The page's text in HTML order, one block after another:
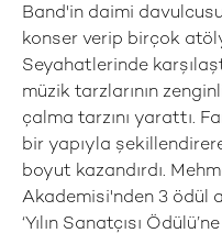
Band'in daimi
konser verip birçok
Seyahatlerinde
müzik tarzlarının
çalma tarzını yarattı.
bir yapıyla
boyut kazandırdı.
Akademisi'nden 3 ödül
‘Yılın Sanatçısı